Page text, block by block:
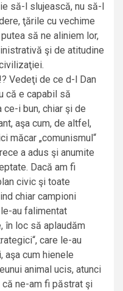
să-l slujească, nu să-l
ţările cu vechime
să ne aliniem lor,
şi de atitudine
Vedeţi de ce d-l Dan
că e capabil să
i bun, chiar şi de
aşa cum, de altfel,
măcar „comunismul“
a adus şi anumite
Dacă am fi
civic şi toate
chiar campioni
au falimentat
în loc să aplaudăm
care le-au
cum hienele
animal ucis, atunci
ne-am fi păstrat şi